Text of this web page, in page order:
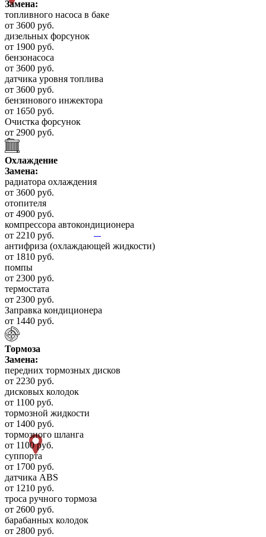
Замена:
топливного насоса в баке
от 3600 руб.
дизельных форсунок
от 1900 руб.
бензонасоса
от 3600 руб.
датчика уровня топлива
от 3600 руб.
бензинового инжектора
от 1650 руб.
Очистка форсунок
от 2900 руб.
Охлаждение
Замена:
радиатора охлаждения
от 3600 руб.
отопителя
от 4900 руб.
компрессора автокондиционера
от 2210 руб.
антифриза (охлаждающей жидкости)
от 1810 руб.
помпы
от 2300 руб.
термостата
от 2300 руб.
Заправка кондиционера
от 1440 руб.
Тормоза
Замена:
передних тормозных дисков
от 2230 руб.
дисковых колодок
от 1100 руб.
тормозной жидкости
от 1400 руб.
тормозного шланга
от 1100 руб.
суппорта
от 1700 руб.
датчика ABS
от 1210 руб.
троса ручного тормоза
от 2600 руб.
барабанных колодок
от 2800 руб.